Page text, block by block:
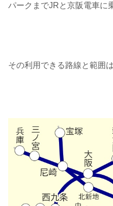
パークまでJRと京阪電車に
その利用できる路線と範囲